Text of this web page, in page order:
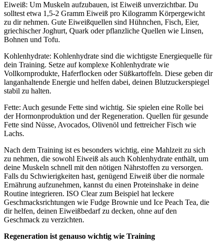
Eiweiß: Um Muskeln aufzubauen, ist Eiweiß unverzichtbar. Du
solltest etwa 1,5-2 Gramm Eiweiß pro Kilogramm Körpergewicht
zu dir nehmen. Gute Eiweißquellen sind Hühnchen, Fisch, Eier,
griechischer Joghurt, Quark oder pflanzliche Quellen wie Linsen,
Bohnen und Tofu.
Kohlenhydrate: Kohlenhydrate sind die wichtigste Energiequelle für
dein Training. Setze auf komplexe Kohlenhydrate wie
Vollkornprodukte, Haferflocken oder Süßkartoffeln. Diese geben dir
langanhaltende Energie und helfen dabei, deinen Blutzuckerspiegel
stabil zu halten.
Fette: Auch gesunde Fette sind wichtig. Sie spielen eine Rolle bei
der Hormonproduktion und der Regeneration. Quellen für gesunde
Fette sind Nüsse, Avocados, Olivenöl und fettreicher Fisch wie
Lachs.
Nach dem Training ist es besonders wichtig, eine Mahlzeit zu sich
zu nehmen, die sowohl Eiweiß als auch Kohlenhydrate enthält, um
deine Muskeln schnell mit den nötigen Nährstoffen zu versorgen.
Falls du Schwierigkeiten hast, genügend Eiweiß über die normale
Ernährung aufzunehmen, kannst du einen Proteinshake in deine
Routine integrieren. ISO Clear zum Beispiel hat leckere
Geschmacksrichtungen wie Fudge Brownie und Ice Peach Tea, die
dir helfen, deinen Eiweißbedarf zu decken, ohne auf den
Geschmack zu verzichten.
Regeneration ist genauso wichtig wie Training